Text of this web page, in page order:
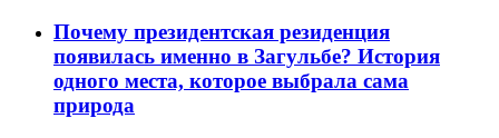
Почему президентская резиденция
появилась именно в Загульбе? История
одного места, которое выбрала сама
природа